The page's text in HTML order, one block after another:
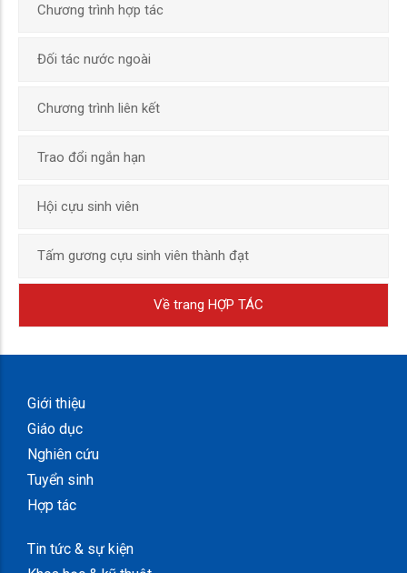
Chương trình hợp tác
Đối tác nước ngoài
Chương trình liên kết
Trao đổi ngắn hạn
Hội cựu sinh viên
Tấm gương cựu sinh viên thành đạt
Về trang HỢP TÁC
Giới thiệu
Giáo dục
Nghiên cứu
Tuyển sinh
Hợp tác
Tin tức & sự kiện